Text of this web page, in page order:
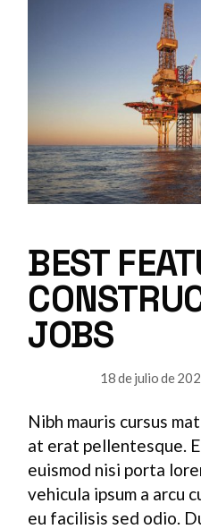
BEST
JOBS
18 de julio de
Nibh mauris cursus
at erat pellentesque.
euismod nisi porta
vehicula ipsum a arcu
eu facilisis sed odio.